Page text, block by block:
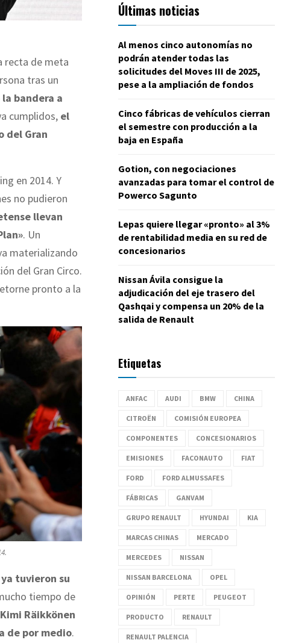
recta de meta
tras un
bandera a
cumplidos, el
del Gran
en 2014. Y
no pudieron
llevan
. Un
materializando
del Gran Circo.
pronto a la
tuvieron su
tiempo de
Räikkönen
de por medio.
Últimas noticias
Al menos cinco autonomías no
podrán atender todas las
solicitudes del Moves III de 2025,
pese a la ampliación de fondos
Cinco fábricas de vehículos cierran
el semestre con producción a la
baja en España
Gotion, con negociaciones
avanzadas para tomar el control de
Powerco Sagunto
Lepas quiere llegar «pronto» al 3%
de rentabilidad media en su red de
concesionarios
Nissan Ávila consigue la
adjudicación del eje trasero del
Qashqai y compensa un 20% de la
salida de Renault
Etiquetas
ANFAC AUDI BMW CHINA
CITROËN COMISIÓN EUROPEA
COMPONENTES CONCESIONARIOS
EMISIONES FACONAUTO FIAT
FORD FORD ALMUSSAFES
FÁBRICAS GANVAM
GRUPO RENAULT HYUNDAI KIA
MARCAS CHINAS MERCADO
MERCEDES NISSAN
NISSAN BARCELONA OPEL
OPINIÓN PERTE PEUGEOT
PRODUCTO RENAULT
RENAULT PALENCIA